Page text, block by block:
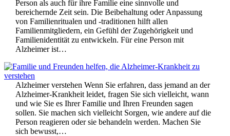
Person als auch für ihre Familie eine sinnvolle und
bereichernde Zeit sein. Die Beibehaltung oder Anpassung
von Familienritualen und -traditionen hilft allen
Familienmitgliedern, ein Gefühl der Zugehörigkeit und
Familienidentität zu entwickeln. Für eine Person mit
Alzheimer ist…
Alzheimer verstehen Wenn Sie erfahren, dass jemand an der
Alzheimer-Krankheit leidet, fragen Sie sich vielleicht, wann
und wie Sie es Ihrer Familie und Ihren Freunden sagen
sollen. Sie machen sich vielleicht Sorgen, wie andere auf die
Person reagieren oder sie behandeln werden. Machen Sie
sich bewusst,…